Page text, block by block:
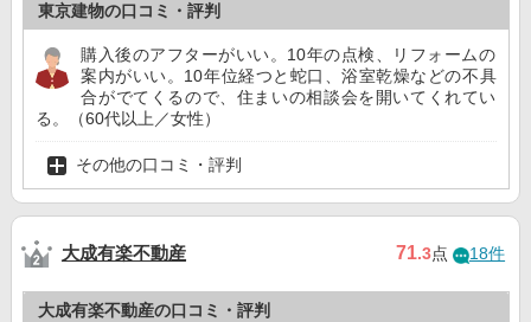
東京建物の口コミ・評判
購入後のアフターがいい。10年の点検、リフォームの
案内がいい。10年位経つと蛇口、浴室乾燥などの不具
合がでてくるので、住まいの相談会を開いてくれてい
る。（60代以上／女性）
その他の口コミ・評判
大成有楽不動産 71.3点 18件
大成有楽不動産の口コミ・評判